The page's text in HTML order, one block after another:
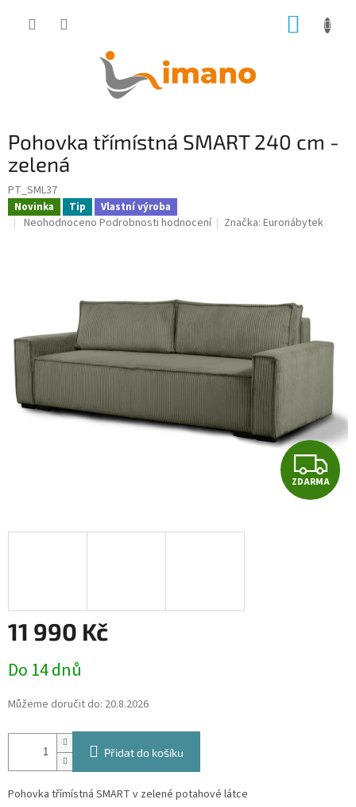
Pohovka třímístná SMART 240 cm -
zelená
PT_SML37
Novinka Tip Vlastní výroba
Průměrné
hvězdiček.
Neohodnoceno Podrobnosti hodnocení Značka:Euronábytek
Z
D
ZDARMA
11 990 Kč
cena:
Do 14 dnů
Můžeme doručit do: 20.8.2026
Přidat do košíku
Pohovka třímístná SMART v zelené potahové látce